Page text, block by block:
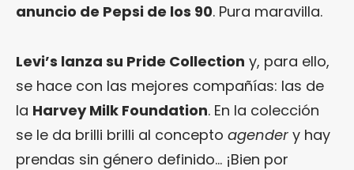
anuncio de Pepsi de los 90. Pura maravilla.
Levi’s lanza su Pride Collection y, para ello,
se hace con las mejores compañías: las de
la Harvey Milk Foundation. En la colección
se le da brilli brilli al concepto agender y hay
prendas sin género definido… ¡Bien por